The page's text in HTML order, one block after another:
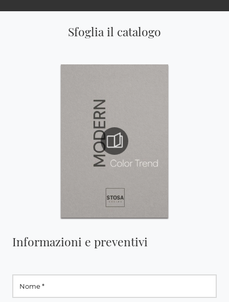
Sfoglia il catalogo
Informazioni e preventivi